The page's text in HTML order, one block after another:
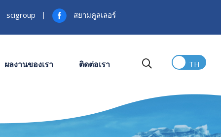
scigroup สยามคูลเลอร์
ผลงานของเรา ติดต่อเรา